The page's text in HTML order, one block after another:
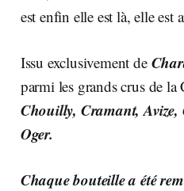
est enfin elle est là, elle est
Issu exclusivement de
parmi les grands crus de la
Chouilly, Cramant, Avize,
Oger.
Chaque bouteille a été